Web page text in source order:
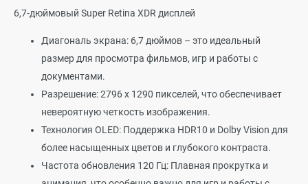
6,7-дюймовый Super Retina XDR дисплей
Диагональ экрана: 6,7 дюймов – это идеальный
размер для просмотра фильмов, игр и работы с
документами.
Разрешение: 2796 x 1290 пикселей, что обеспечивает
невероятную четкость изображения.
Технология OLED: Поддержка HDR10 и Dolby Vision для
более насыщенных цветов и глубокого контраста.
Частота обновления 120 Гц: Плавная прокрутка и